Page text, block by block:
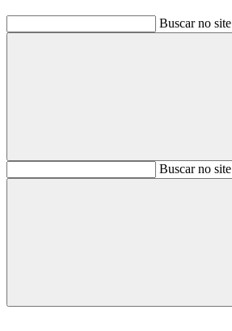
Buscar no site
BuscarBuscar no site
Buscar